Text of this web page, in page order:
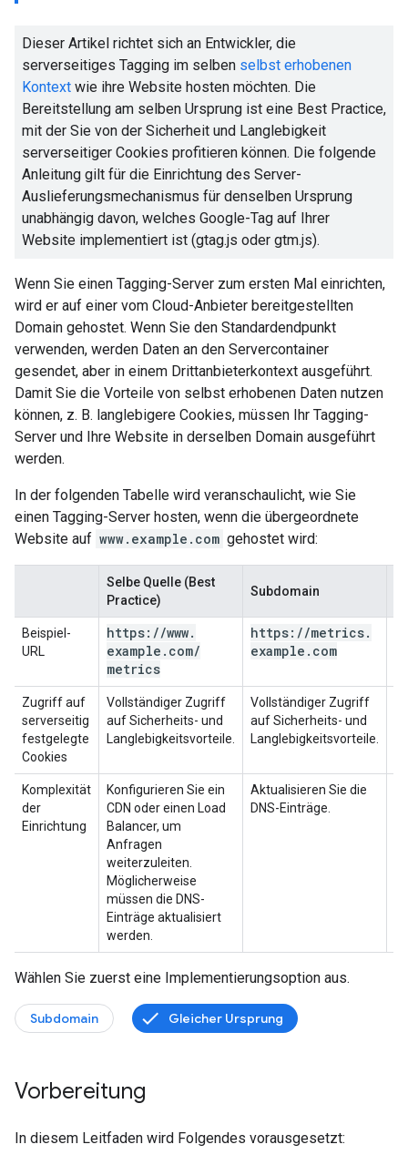
Dieser Artikel richtet sich an Entwickler, die
serverseitiges Tagging im selben selbst erhobenen
Kontext wie ihre Website hosten möchten. Die
Bereitstellung am selben Ursprung ist eine Best Practice,
mit der Sie von der Sicherheit und Langlebigkeit
serverseitiger Cookies profitieren können. Die folgende
Anleitung gilt für die Einrichtung des Server-
Auslieferungsmechanismus für denselben Ursprung
unabhängig davon, welches Google-Tag auf Ihrer
Website implementiert ist (gtag.js oder gtm.js).
Wenn Sie einen Tagging-Server zum ersten Mal einrichten,
wird er auf einer vom Cloud-Anbieter bereitgestellten
Domain gehostet. Wenn Sie den Standardendpunkt
verwenden, werden Daten an den Servercontainer
gesendet, aber in einem Drittanbieterkontext ausgeführt.
Damit Sie die Vorteile von selbst erhobenen Daten nutzen
können, z. B. langlebigere Cookies, müssen Ihr Tagging-
Server und Ihre Website in derselben Domain ausgeführt
werden.
In der folgenden Tabelle wird veranschaulicht, wie Sie
einen Tagging-Server hosten, wenn die übergeordnete
Website auf www.example.com gehostet wird:
Selbe Quelle (Best
Practice)
Subdomain
Beispiel-
URL
https: //www.
example . com/
metrics
https: //metrics.
example . com
Zugriff auf
serverseitig
festgelegte
Cookies
Vollständiger Zugriff
auf Sicherheits- und
Langlebigkeitsvorteile.
Vollständiger Zugriff
auf Sicherheits- und
Langlebigkeitsvorteile.
Komplexität
der
Einrichtung
Konfigurieren Sie ein
CDN oder einen Load
Balancer, um
Anfragen
weiterzuleiten.
Möglicherweise
müssen die DNS-
Einträge aktualisiert
werden.
Aktualisieren Sie die
DNS-Einträge.
Wählen Sie zuerst eine Implementierungsoption aus.
Subdomain Gleicher Ursprung
Vorbereitung
In diesem Leitfaden wird Folgendes vorausgesetzt: